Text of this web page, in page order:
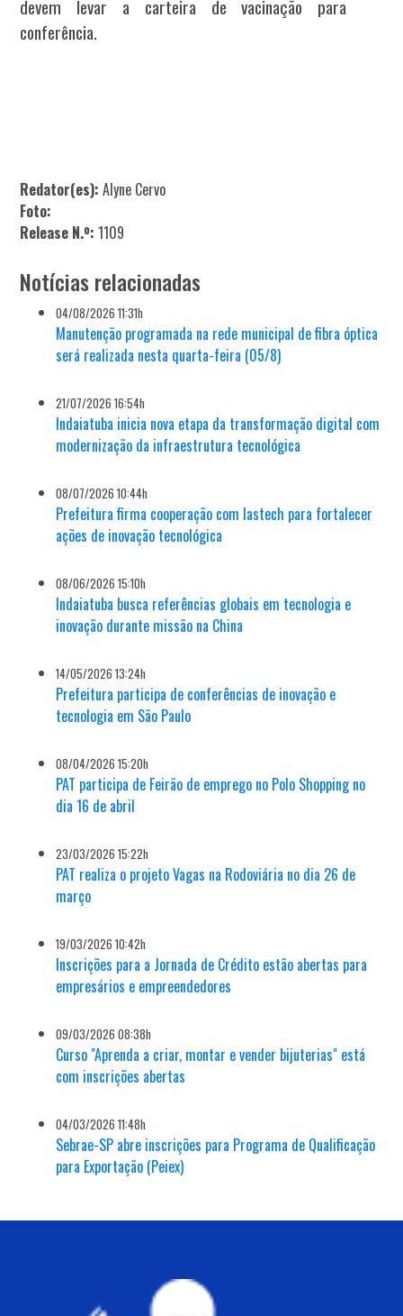
devem levar a carteira de vacinação para
conferência.
Redator(es): Alyne Cervo
Foto:
Release N.º: 1109
Notícias relacionadas
04/08/2026 11:31h
Manutenção programada na rede municipal de fibra óptica
será realizada nesta quarta-feira (05/8)
21/07/2026 16:54h
Indaiatuba inicia nova etapa da transformação digital com
modernização da infraestrutura tecnológica
08/07/2026 10:44h
Prefeitura firma cooperação com Iastech para fortalecer
ações de inovação tecnológica
08/06/2026 15:10h
Indaiatuba busca referências globais em tecnologia e
inovação durante missão na China
14/05/2026 13:24h
Prefeitura participa de conferências de inovação e
tecnologia em São Paulo
08/04/2026 15:20h
PAT participa de Feirão de emprego no Polo Shopping no
dia 16 de abril
23/03/2026 15:22h
PAT realiza o projeto Vagas na Rodoviária no dia 26 de
março
19/03/2026 10:42h
Inscrições para a Jornada de Crédito estão abertas para
empresários e empreendedores
09/03/2026 08:38h
Curso "Aprenda a criar, montar e vender bijuterias" está
com inscrições abertas
04/03/2026 11:48h
Sebrae-SP abre inscrições para Programa de Qualificação
para Exportação (Peiex)